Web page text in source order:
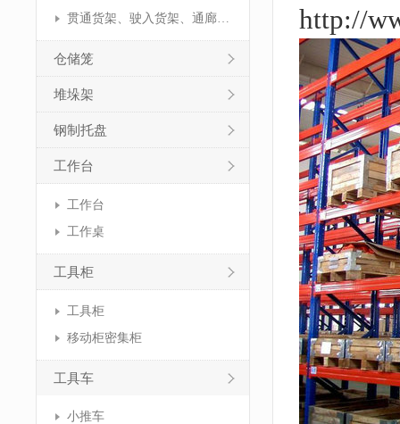
贯通货架、驶入货架、通廊货架
仓储笼
堆垛架
钢制托盘
工作台
工作台
工作桌
工具柜
工具柜
移动柜密集柜
工具车
小推车
http://